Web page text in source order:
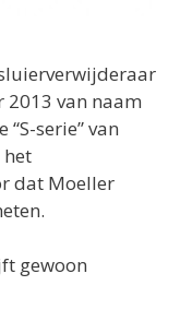
2013 van naam
serie” van
het
dat Moeller
gewoon